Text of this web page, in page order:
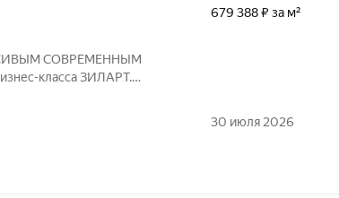
СОВРЕМЕННЫМ
класса ЗИЛАРТ.
и кухня-гостиная
-
679 388 ₽ за м²
30 июля 2026